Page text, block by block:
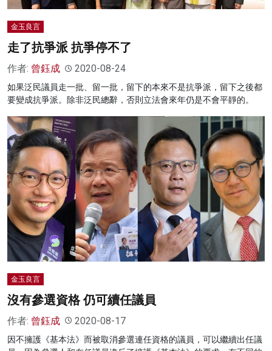
金玉良言
走了抗爭派 抗爭停不了
作者: 曾鈺成 2020-08-24
如果泛民議員走一批、留一批，留下的本來不是抗爭派，留下之後都
要變成抗爭派。除非泛民總辭，否則立法會來年仍是不會平靜的。
金玉良言
沒有參選資格 仍可續任議員
作者: 曾鈺成 2020-08-17
因不擁護《基本法》而被取消參選連任資格的議員，可以繼續出任議